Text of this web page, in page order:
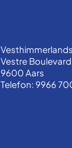
Vestre Boulevard
9600 Aars
Telefon: 9966